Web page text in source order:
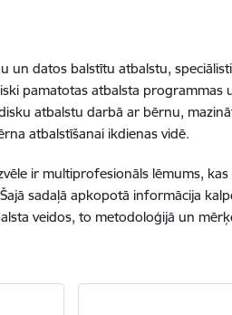
un datos balstītu atbalstu,
pamatotas atbalsta programmas
atbalstu darbā ar bērnu,
atbalstīšanai ikdienas vidē.
ir multiprofesionāls lēmums,
sadaļā apkopotā informācija
veidos, to metodoloģijā un